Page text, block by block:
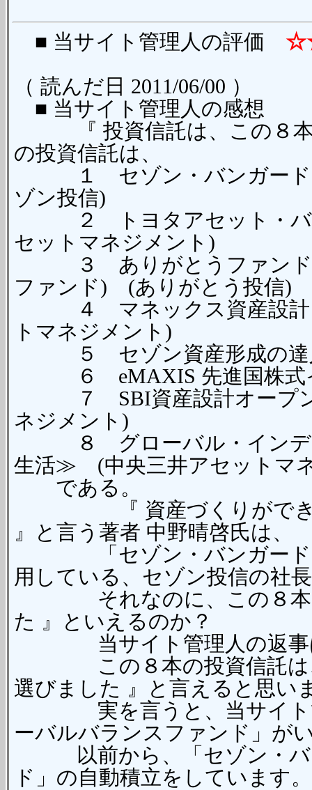
■ 当サイト管理人の評価
（ 読んだ日 2011/06/00 ）
■ 当サイト管理人の感想
『 投資信託は、この８本
の投資信託は、
１ セゾン・バンガード
ゾン投信)
２ トヨタアセット・バン
セットマネジメント)
３ ありがとうファンド
ファンド) (ありがとう投信)
４ マネックス資産設計
トマネジメント)
５ セゾン資産形成の達
６ eMAXIS 先進国株式イ
７ SBI資産設計オープ
ネジメント)
８ グローバル・インデ
生活≫ (中央三井アセットマ
である。
『 資産づくりができる
』と言う著者 中野晴啓氏は、
「セゾン・バンガード・
用している、セゾン投信の社
それなのに、この８本の
た 』といえるのか？
当サイト管理人の返事は
この８本の投資信託は、
選びました 』と言えると思い
実を言うと、当サイト管
ーバルバランスファンド」が
以前から、「セゾン・バ
ド」の自動積立をしています。